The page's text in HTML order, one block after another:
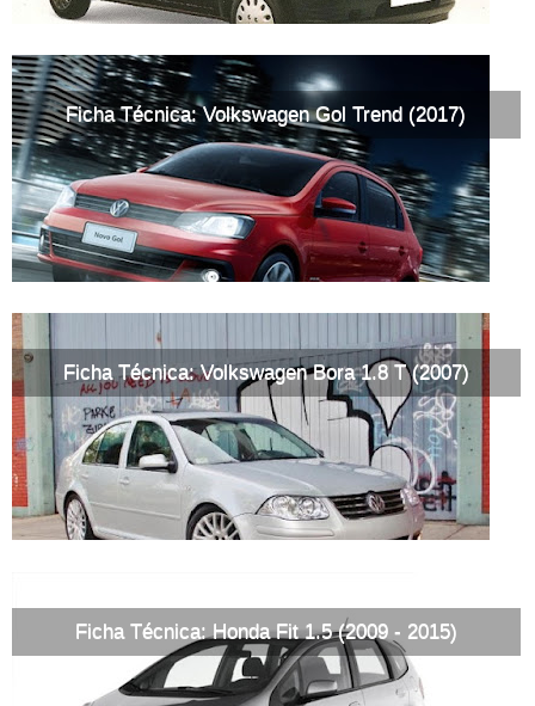
Ficha Técnica: Volkswagen Gol Trend (2017)
Ficha Técnica: Volkswagen Bora 1.8 T (2007)
Ficha Técnica: Honda Fit 1.5 (2009 - 2015)